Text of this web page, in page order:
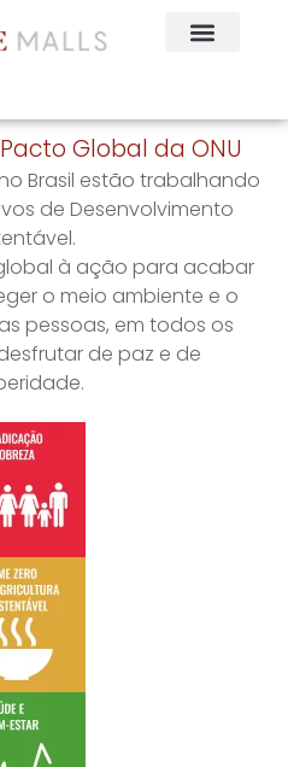
Global da ONU
Brasil estão trabalhando
de Desenvolvimento
à ação para acabar
o meio ambiente e o
pessoas, em todos os
de paz e de